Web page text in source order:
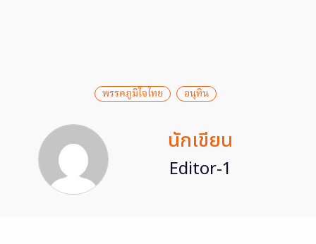
พรรคภูมิใจไทย อนุทิน
นักเขียน
Editor-1